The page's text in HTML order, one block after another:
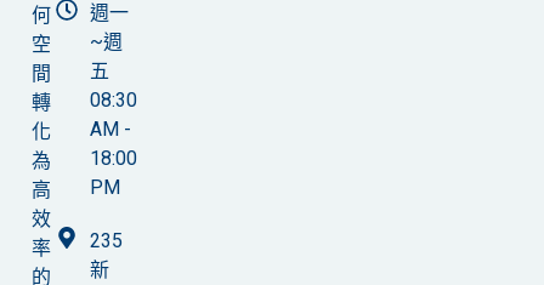
何
空
間
轉
化
為
高
效
率
的
週一
~週
五
08:30
AM -
18:00
PM
235
新